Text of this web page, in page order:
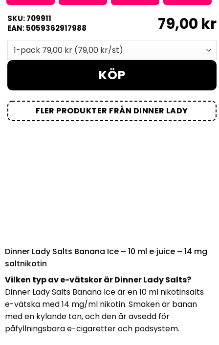
SKU: 709911
EAN: 5059362917988
79,00 kr
KÖP
FLER PRODUKTER FRÅN DINNER LADY
Dinner Lady Salts Banana Ice – 10 ml e‑juice – 14 mg
saltnikotin
Vilken typ av e-vätskor är Dinner Lady Salts?
Dinner Lady Salts Banana Ice är en 10 ml nikotinsalts
e-vätska med 14 mg/ml nikotin. Smaken är banan
med en kylande ton, och den är avsedd för
påfyllningsbara e-cigaretter och podsystem.